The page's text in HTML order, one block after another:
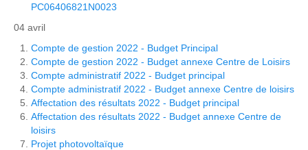
PC06406821N0023
04 avril
Compte de gestion 2022 - Budget Principal
Compte de gestion 2022 - Budget annexe Centre de Loisirs
Compte administratif 2022 - Budget principal
Compte administratif 2022 - Budget annexe Centre de loisirs
Affectation des résultats 2022 - Budget principal
Affectation des résultats 2022 - Budget annexe Centre de
loisirs
Projet photovoltaïque